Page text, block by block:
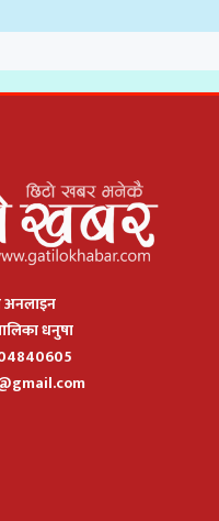
अनलाइन
धनुषा